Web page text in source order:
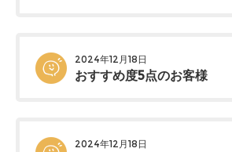
2024年12月18日
おすすめ度5点のお客様
2024年12月18日